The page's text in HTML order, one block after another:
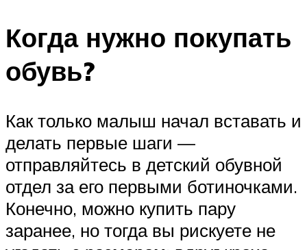
Когда нужно покупать
обувь?
Как только малыш начал вставать и
делать первые шаги —
отправляйтесь в детский обувной
отдел за его первыми ботиночками.
Конечно, можно купить пару
заранее, но тогда вы рискуете не